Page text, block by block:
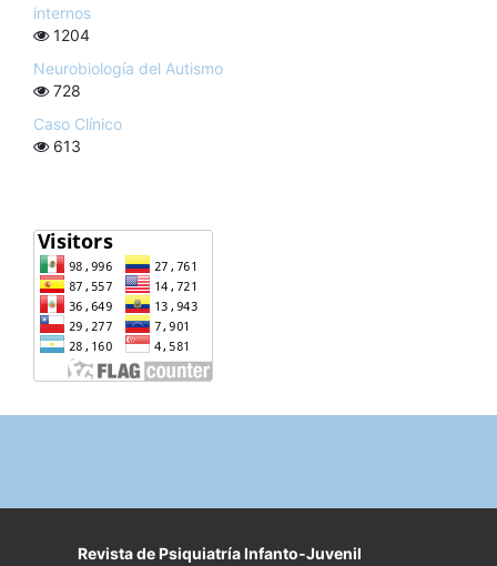
internos
1204
Neurobiología del Autismo
728
Caso Clínico
613
Revista de Psiquiatría Infanto-Juvenil